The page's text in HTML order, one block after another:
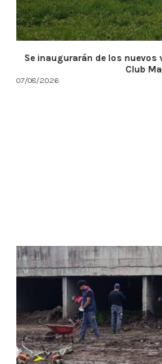
Se inaugurarán de los
Club
07/08/2026